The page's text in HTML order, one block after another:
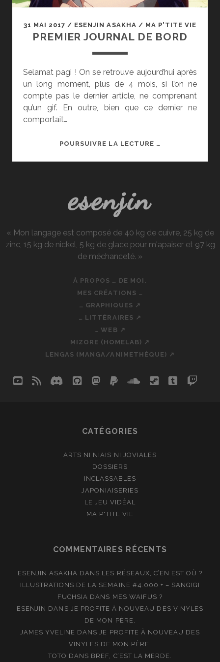
31 MAI 2017 / ESENJIN ASAKHA / MA P'TITE VIE
PREMIER JOURNAL DE BORD
Selamat pagi ! On se retrouve aujourd’hui après
un long moment, plus de 4 mois, si l’on ne
compte pas le dernier article, ne comprenant
qu’un gif. En outre, bien que ce dernier ne
comportait…
POURSUIVRE LA LECTURE …
esenjin
« Mon langage est composé de 40 kg de cuivre, 25 kg de
zinc, 15 kg de nickel, 5 kg de glace pour m'apaiser et 97 kg
de méchanceté. »
À PROPOS … DE MOI.
MES CRÉATIONS …
… GRAPHIQUES ↗
… LITTÉRAIRES ↗
… WEB ↗
MIZORE (HOMELAB) ↗
LENGAS (MANGA/ANIMETHÈQUE) ↗
youtube
rss discord
githubmastodon
paypalsoundcloud
steamtumblr
CATÉGORIES
ARTS NI NIAIS NI JOVIALES
DOSSIERS
INCLASSABLES
JAPONIAISERIES
LE JEU VIDÉAL
MA P'TITE VIE
COMMENTAIRES RÉCENTS
ESENJIN ASAKHA DANS LES RÉSEAUX, C’EN EST OÙ ?
ILLUSTRATIONS DE LA SEMAINE #4.000 + – SANGIGI
FUCHSIA DANS MES WAIFUS ?
ESENJIN DANS JE PROFITE À NOUVEAU DES VINYLES
DE MON PÈRE.
JAMES YVELINE DANSJE PROFITE À NOUVEAU DES
VINYLES DE MON PÈRE.
TOTO DANS BREF, C’EST LA MERDE.